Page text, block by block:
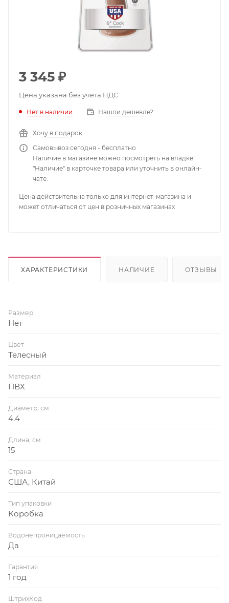
3 345 ₽
Цена указана без учета НДС
Нет в наличии Нашли дешевле?
Хочу в подарок
Самовывоз сегодня - бесплатно
Наличие в магазине можно посмотреть на владке
"Наличие" в карточке товара или уточнить в онлайн-
чате.
Цена действительна только для интернет-магазина и
может отличаться от цен в розничных магазинах
ХАРАКТЕРИСТИКИ НАЛИЧИЕ ОТЗЫВЫ
Размер
Нет
Цвет
Телесный
Материал
ПВХ
Диаметр, см
4.4
Длина, см
15
Страна
США, Китай
Тип упаковки
Коробка
Водонепроницаемость
Да
Гарантия
1 год
ШтрихКод